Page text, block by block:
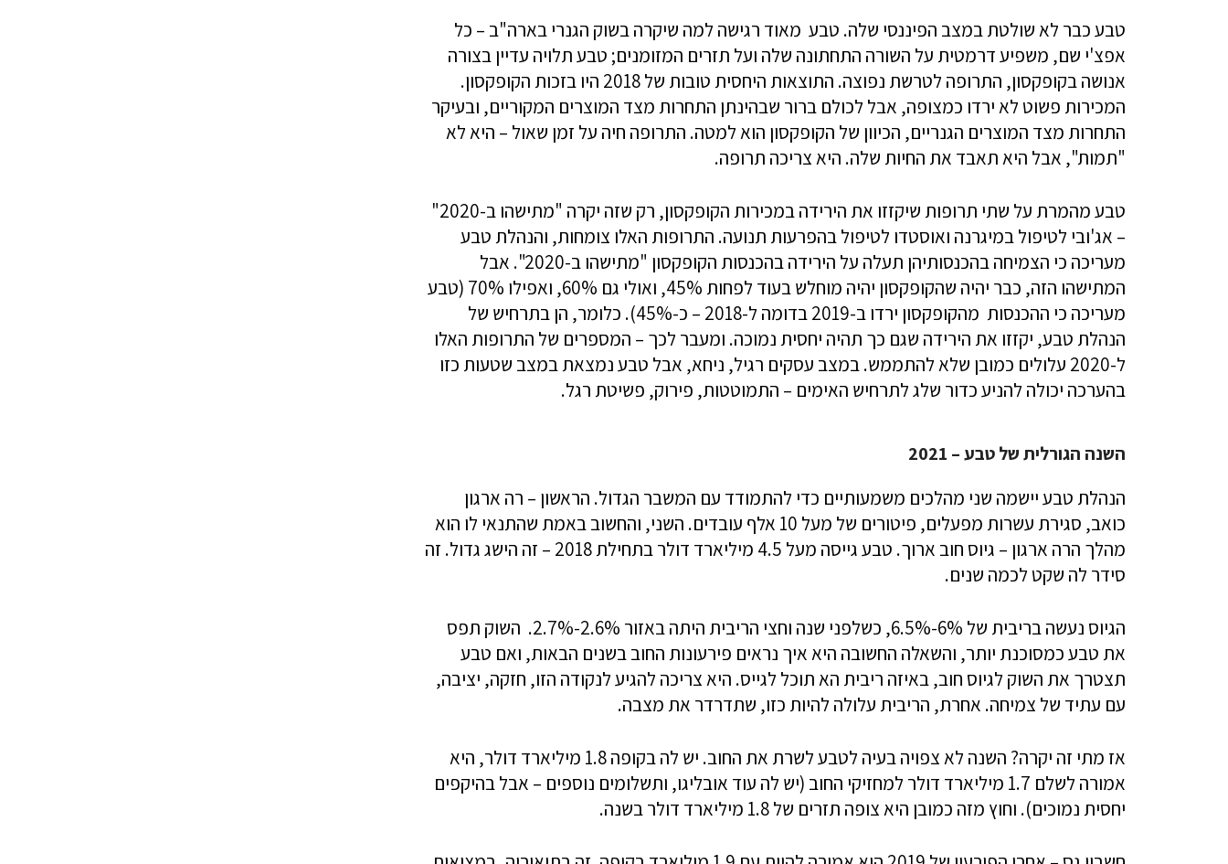
טבע כבר לא שולטת במצב הפיננסי שלה. טבע מאוד רגישה למה שיקרה בשוק הגנרי בארה"ב – כל
אפצ'י שם, משפיע דרמטית על השורה התחתונה שלה ועל תזרים המזומנים; טבע תלויה עדיין בצורה
אנושה בקופקסון, התרופה לטרשת נפוצה. התוצאות היחסית טובות של 2018 היו בזכות הקופקסון.
המכירות פשוט לא ירדו כמצופה, אבל לכולם ברור שבהינתן התחרות מצד המוצרים המקוריים, ובעיקר
התחרות מצד המוצרים הגנריים, הכיוון של הקופקסון הוא למטה. התרופה חיה על זמן שאול – היא לא
"תמות", אבל היא תאבד את החיות שלה. היא צריכה תרופה.
טבע מהמרת על שתי תרופות שיקזזו את הירידה במכירות הקופקסון, רק שזה יקרה "מתישהו ב-2020"
– אג'ובי לטיפול במיגרנה ואוסטדו לטיפול בהפרעות תנועה. התרופות האלו צומחות, והנהלת טבע
מעריכה כי הצמיחה בהכנסותיהן תעלה על הירידה בהכנסות הקופקסון "מתישהו ב-2020". אבל
המתישהו הזה, כבר יהיה שהקופקסון יהיה מוחלש בעוד לפחות 45%, ואולי גם 60%, ואפילו 70% (טבע
מעריכה כי ההכנסות מהקופקסון ירדו ב-2019 בדומה ל-2018 – כ-45%). כלומר, הן בתרחיש של
הנהלת טבע, יקזזו את הירידה שגם כך תהיה יחסית נמוכה. ומעבר לכך – המספרים של התרופות האלו
ל-2020 עלולים כמובן שלא להתממש. במצב עסקים רגיל, ניחא, אבל טבע נמצאת במצב שטעות כזו
בהערכה יכולה להניע כדור שלג לתרחיש האימים – התמוטטות, פירוק, פשיטת רגל.
השנה הגורלית של טבע – 2021
הנהלת טבע יישמה שני מהלכים משמעותיים כדי להתמודד עם המשבר הגדול. הראשון – רה ארגון
כואב, סגירת עשרות מפעלים, פיטורים של מעל 10 אלף עובדים. השני, והחשוב באמת שהתנאי לו הוא
מהלך הרה ארגון – גיוס חוב ארוך. טבע גייסה מעל 4.5 מיליארד דולר בתחילת 2018 – זה הישג גדול. זה
סידר לה שקט לכמה שנים.
הגיוס נעשה בריבית של 6%-6.5%, כשלפני שנה וחצי הריבית היתה באזור 2.6%-2.7%. השוק תפס
את טבע כמסוכנת יותר, והשאלה החשובה היא איך נראים פירעונות החוב בשנים הבאות, ואם טבע
תצטרך את השוק לגיוס חוב, באיזה ריבית הא תוכל לגייס. היא צריכה להגיע לנקודה הזו, חזקה, יציבה,
עם עתיד של צמיחה. אחרת, הריבית עלולה להיות כזו, שתדרדר את מצבה.
אז מתי זה יקרה? השנה לא צפויה בעיה לטבע לשרת את החוב. יש לה בקופה 1.8 מיליארד דולר, היא
אמורה לשלם 1.7 מיליארד דולר למחזיקי החוב (יש לה עוד אובליגו, ותשלומים נוספים – אבל בהיקפים
יחסית נמוכים). וחוץ מזה כמובן היא צופה תזרים של 1.8 מיליארד דולר בשנה.